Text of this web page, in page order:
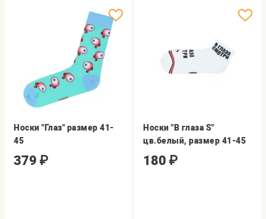
Носки "Глаз" размер 41-
45
379 ₽
Носки "В глаза S"
цв.белый, размер 41-45
180 ₽